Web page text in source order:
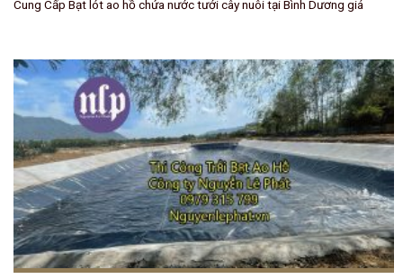
Cung Cấp Bạt lót ao hồ chứa nước tưới cây nuôi tại Bình Dương giá